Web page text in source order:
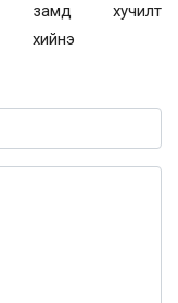
замд хучилт
хийнэ